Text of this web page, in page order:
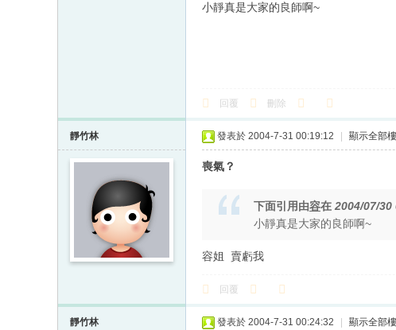
小靜真是大家的良師啊~
回覆 刪除
靜竹林 發表於 2004-7-31 00:19:12 顯示全部
喪氣？
下面引用由容在 2004/07/30
小靜真是大家的良師啊~
容姐 賣虧我
回覆
靜竹林 發表於 2004-7-31 00:24:32 顯示全部